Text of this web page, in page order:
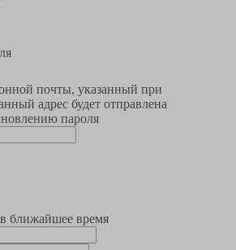
почты, указанный при
адрес будет отправлена
пароля
ближайшее время